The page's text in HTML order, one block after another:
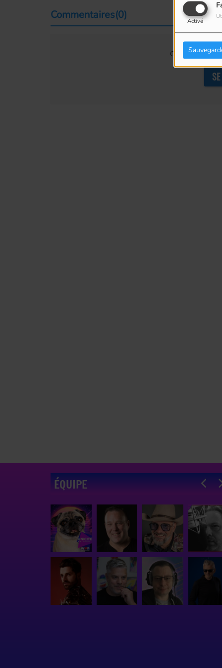
Activé
Commentaires(0)
Connectez-
ÉQUIPE